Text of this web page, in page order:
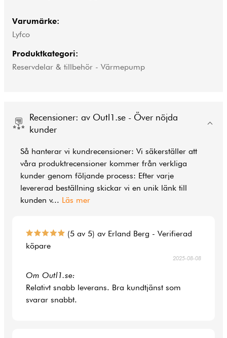
Varumärke:
Lyfco
Produktkategori:
Reservdelar & tillbehör - Värmepump
Recensioner: av Outl1.se - Över nöjda
kunder
Så hanterar vi kundrecensioner: Vi säkerställer att
våra produktrecensioner kommer från verkliga
kunder genom följande process: Efter varje
levererad beställning skickar vi en unik länk till
kunden v... Läs mer
(5 av 5) av Erland Berg - Verifierad
köpare
2025-08-08
Om Outl1.se:
Relativt snabb leverans. Bra kundtjänst som
svarar snabbt.